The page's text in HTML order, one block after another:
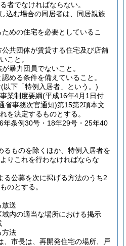
者でなければならない。
込む場合の同居者は、同居親族
めの住宅を必要としているこ
共団体が賃貸する住宅及び店舗
こと。
暴力団員でないこと。
める条件を備えていること。
(以下「特例入居者」という。)
業制度要綱(平成16年4月1日付
省事務次官通知)第15第2項本文
を決定するものとする。
年条例30号・18年29号・25年40
るものを除くほか、特例入居者を
りこれを行わなければならな
る公募を次に掲げる方法のうち2
のとする。
放送
内の適当な場所における掲示
方法
、市長は、再開発住宅の場所、戸